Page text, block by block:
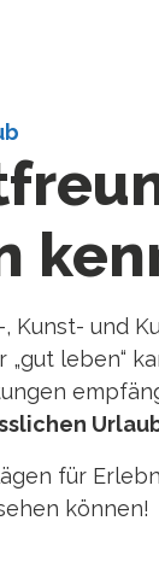
Kunst- und
leben“
für
können!